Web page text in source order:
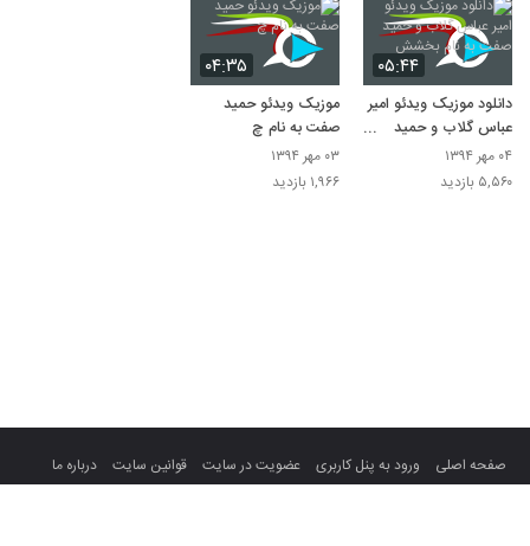
۰۵:۴۴
دانلود موزیک ویدئو امیر
عباس گلاب و حمید
صفت به نام بخشش
۰۴ مهر ۱۳۹۴
۵,۵۶۰ بازدید
۰۴:۳۵
موزیک ویدئو حمید
صفت به نام چ
۰۳ مهر ۱۳۹۴
۱,۹۶۶ بازدید
صفحه اصلی ورود به پنل کاربری عضویت در سایت قوانین سایت
درباره ما